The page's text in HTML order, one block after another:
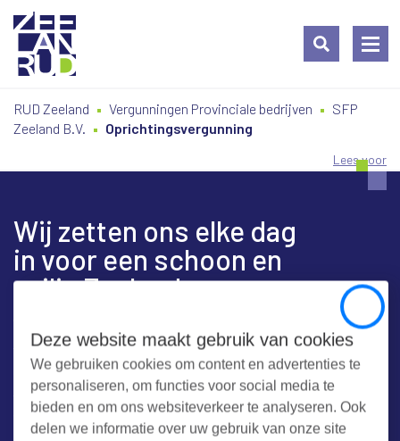
Close
Deze website maakt gebruik van cookies
We gebruiken cookies om content en advertenties te
personaliseren, om functies voor social media te
bieden en om ons websiteverkeer te analyseren. Ook
delen we informatie over uw gebruik van onze site
naar
naarRUD Zeeland Vergunningen Provinciale bedrijven
SFP
Zeeland B.V.
Oprichtingsvergunning
Lees voor
Wij zetten ons elke dag
in voor een schoon en
veilig Zeeland
Contact
Werken bij RUD Zeeland